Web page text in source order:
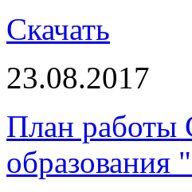
Скачать
23.08.2017
План работы
образования